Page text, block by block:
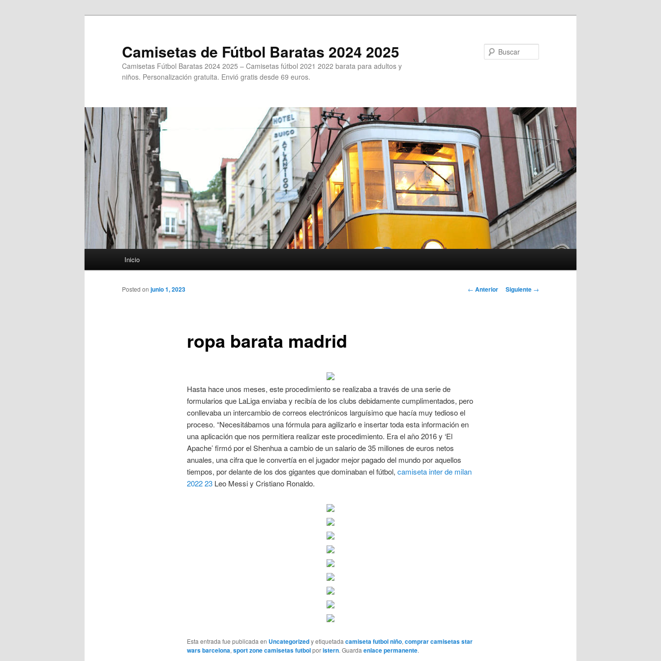
Camisetas de Fútbol Baratas 2024 2025
Camisetas Fútbol Baratas 2024 2025 – Camisetas fútbol 2021 2022 barata para adultos y
niños. Personalización gratuita. Envió gratis desde 69 euros.
Inicio
Navegación
← Anterior Siguiente →
ropa barata madrid
Posted on junio 1, 2023
Hasta hace unos meses, este procedimiento se realizaba a través de una serie de
formularios que LaLiga enviaba y recibía de los clubs debidamente cumplimentados, pero
conllevaba un intercambio de correos electrónicos larguísimo que hacía muy tedioso el
proceso. “Necesitábamos una fórmula para agilizarlo e insertar toda esta información en
una aplicación que nos permitiera realizar este procedimiento. Era el año 2016 y ‘El
Apache’ firmó por el Shenhua a cambio de un salario de 35 millones de euros netos
anuales, una cifra que le convertía en el jugador mejor pagado del mundo por aquellos
tiempos, por delante de los dos gigantes que dominaban el fútbol, camiseta inter de milan
2022 23Leo Messi y Cristiano Ronaldo.
Esta entrada fue publicada en Uncategorizedy etiquetadacamiseta futbol niño,comprar camisetas star
wars barcelona,sport zone camisetas futbolporistern. Guardaenlace permanente.